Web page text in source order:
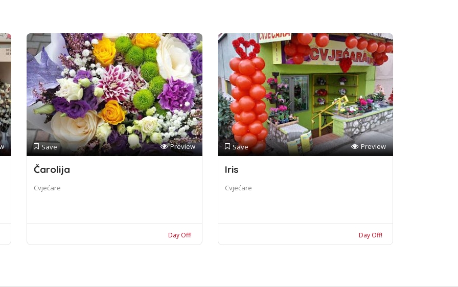
Save Preview
Čarolija
Cvjećare
Day Off!
Save Preview
Iris
Cvjećare
Day Off!